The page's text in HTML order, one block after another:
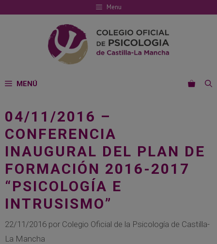
al
Menu
MENÚ
04/11/2016 –
CONFERENCIA
INAUGURAL DEL PLAN DE
FORMACIÓN 2016-2017
“PSICOLOGÍA E
INTRUSISMO”
22/11/2016 por Colegio Oficial de la Psicología de Castilla-
La Mancha